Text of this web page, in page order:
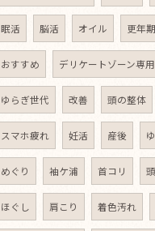
眠活 脳活 オイル 更年期
おすすめ デリケートゾーン専
ゆらぎ世代 改善 頭の整体
スマホ疲れ 妊活 産後
めぐり 袖ケ浦 首コリ
ほぐし 肩こり 着色汚れ